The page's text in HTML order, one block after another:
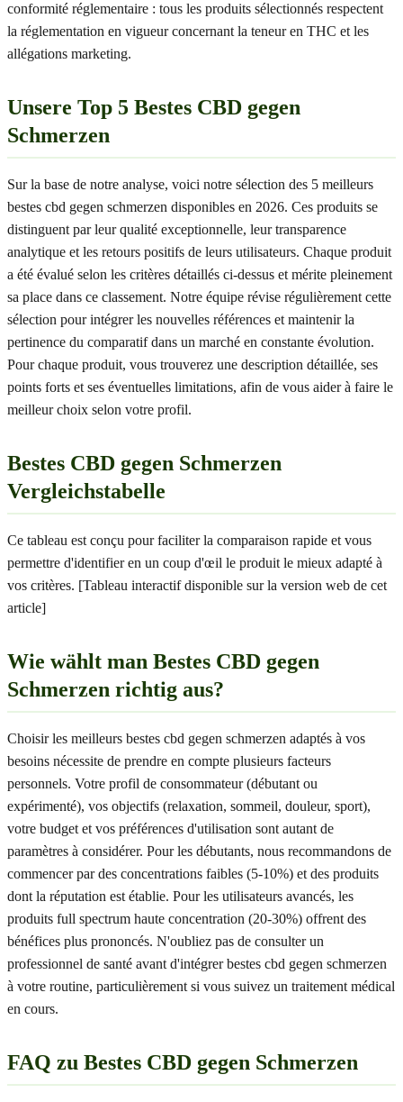
conformité réglementaire : tous les produits sélectionnés respectent
la réglementation en vigueur concernant la teneur en THC et les
allégations marketing.
Unsere Top 5 Bestes CBD gegen
Schmerzen
Sur la base de notre analyse, voici notre sélection des 5 meilleurs
bestes cbd gegen schmerzen disponibles en 2026. Ces produits se
distinguent par leur qualité exceptionnelle, leur transparence
analytique et les retours positifs de leurs utilisateurs. Chaque produit
a été évalué selon les critères détaillés ci-dessus et mérite pleinement
sa place dans ce classement. Notre équipe révise régulièrement cette
sélection pour intégrer les nouvelles références et maintenir la
pertinence du comparatif dans un marché en constante évolution.
Pour chaque produit, vous trouverez une description détaillée, ses
points forts et ses éventuelles limitations, afin de vous aider à faire le
meilleur choix selon votre profil.
Bestes CBD gegen Schmerzen
Vergleichstabelle
Ce tableau est conçu pour faciliter la comparaison rapide et vous
permettre d'identifier en un coup d'œil le produit le mieux adapté à
vos critères. [Tableau interactif disponible sur la version web de cet
article]
Wie wählt man Bestes CBD gegen
Schmerzen richtig aus?
Choisir les meilleurs bestes cbd gegen schmerzen adaptés à vos
besoins nécessite de prendre en compte plusieurs facteurs
personnels. Votre profil de consommateur (débutant ou
expérimenté), vos objectifs (relaxation, sommeil, douleur, sport),
votre budget et vos préférences d'utilisation sont autant de
paramètres à considérer. Pour les débutants, nous recommandons de
commencer par des concentrations faibles (5-10%) et des produits
dont la réputation est établie. Pour les utilisateurs avancés, les
produits full spectrum haute concentration (20-30%) offrent des
bénéfices plus prononcés. N'oubliez pas de consulter un
professionnel de santé avant d'intégrer bestes cbd gegen schmerzen
à votre routine, particulièrement si vous suivez un traitement médical
en cours.
FAQ zu Bestes CBD gegen Schmerzen